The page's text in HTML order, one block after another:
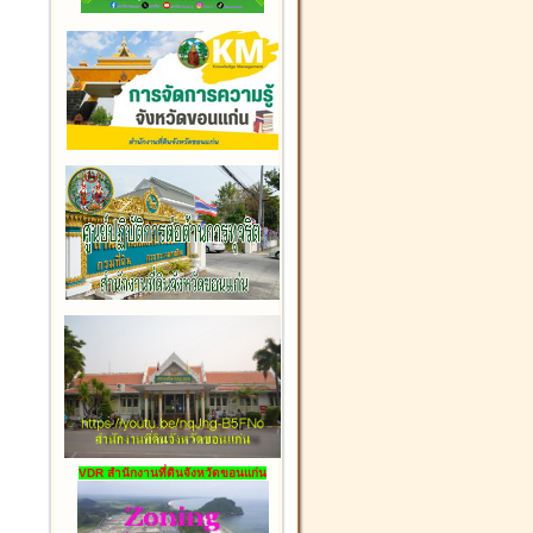
VDR สำนักงานที่ดินจังหวัดขอนแก่น